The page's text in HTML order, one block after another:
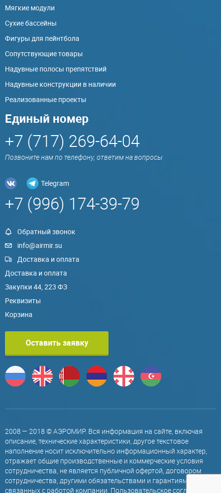
Мягкие модули
Сухие бассейны
Фигуры для пейнтбола
Сопутствующие товары
Надувные полосы препятствий
Надувные конструкции в наличии
Реализованные проекты
Единый номер
+7 (717) 269-64-04
Позвоните нам по телефону, ответим на вопросы
Telegram
+7 (996) 174-39-79
Обратный звонок
info@airmir.su
Доставка и оплата
Доставка и оплата
Закупки 44, 223 ФЗ
Реквизиты
Корзина
Оставить заявку
2008 — 2018 © АЭРОМИР. Вся информация на сайте, включая
описание, технические характеристики, другое текстовое
наполнение носит исключительно информационный характер,
отражает общие производственные и коммерческие условия
сотрудничества, не является публичной офертой, договором
сотрудничества, другими обязательствами и гарантиями,
связанных с работой компании. Пользовательское соглашение